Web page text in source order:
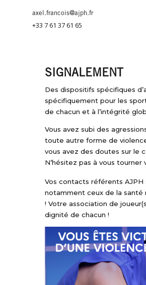
axel.francois@ajph.fr
+33 7 61 37 61 65
SIGNALEMENT
Des dispositifs spécifiques
spécifiquement pour les
de chacun et à l’intégrité
Vous avez subi des
toute autre forme de
vous avez des doutes sur le
N’hésitez pas à vous tourner
Vos contacts référents
notamment ceux de la santé
! Votre association de
dignité de chacun !